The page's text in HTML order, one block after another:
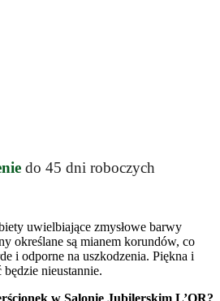
do 45 dni roboczych
uwielbiające zmysłowe barwy
określane są mianem korundów, co
i odporne na uszkodzenia. Piękna i
nieustannie.
w Salonie Jubilerskim L’OR?